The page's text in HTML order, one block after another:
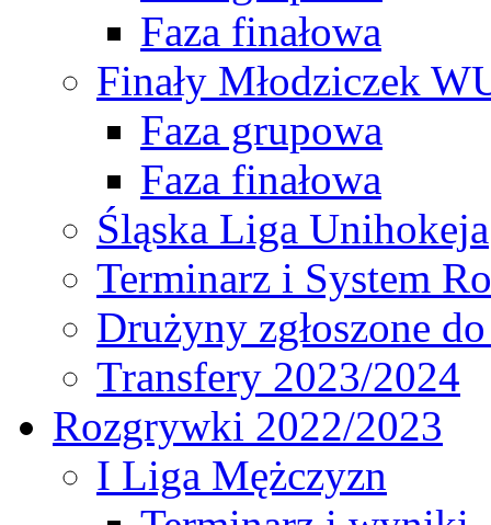
Faza finałowa
Finały Młodziczek
Faza grupowa
Faza finałowa
Śląska Liga Unihokeja
Terminarz i System
Drużyny zgłoszone
Transfery 2023/2024
Rozgrywki 2022/2023
I Liga Mężczyzn